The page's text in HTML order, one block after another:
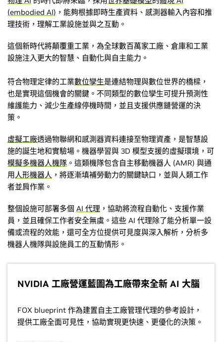
(embodied AI) ，能夠根據即時生產資料、感測器輸入內容和推
理技術，理解工業設施並與之互動。
這個新時代將顛覆重工業，為全球數百萬家工廠、倉庫和工業
設施注入更大的智慧、自動化與自主能力。
符合物理定律的工業數位孿生是連結物理與數位世界的橋樑，
也是實現這個機會的關鍵。不同類型的數位孿生可提升預測性
維護能力、減少生產線停機時間，並且支援供應鏈營運的決
策。
虛擬工廠透過物聯網和感測器資料連接至物理資產，是智慧設
施的誕生地和實驗場。機器學習與 3D 模型支援的虛擬環境，可
模擬多機器人機隊 。這類機隊包含自主移動機器人 (AMR) 與通
用人形機器人 ，將逐漸填補勞動力的關鍵缺口，並與人類工作
者並肩作業。
整個設施可部署多個 AI 代理 ，協助將流程自動化、支援作業
員，並且確保工作者安全無虞。這些 AI 代理除了能分析單一設
備或流程的效能，還可全方位提供可見度與深入解析，分析多
機器人機隊與設施員工的互動情形。
NVIDIA 工廠營運藍圖為工廠帶來全新 AI 大腦
FOX blueprint 作為建置自主工廠管理代理的參考設計，
提供工廠全面可見性，協助實現更快速、更優化的決策。